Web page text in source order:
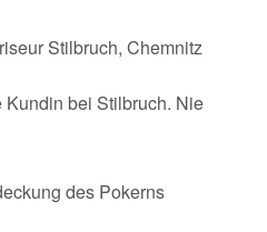
Stilbruch, Chemnitz
bei Stilbruch. Nie
des Pokerns